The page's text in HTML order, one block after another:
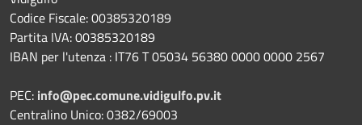
Codice Fiscale: 00385320189
Partita IVA: 00385320189
IBAN per l'utenza : IT76 T 05034 56380 0000 0000 2567
PEC: info@pec.comune.vidigulfo.pv.it
Centralino Unico: 0382/69003